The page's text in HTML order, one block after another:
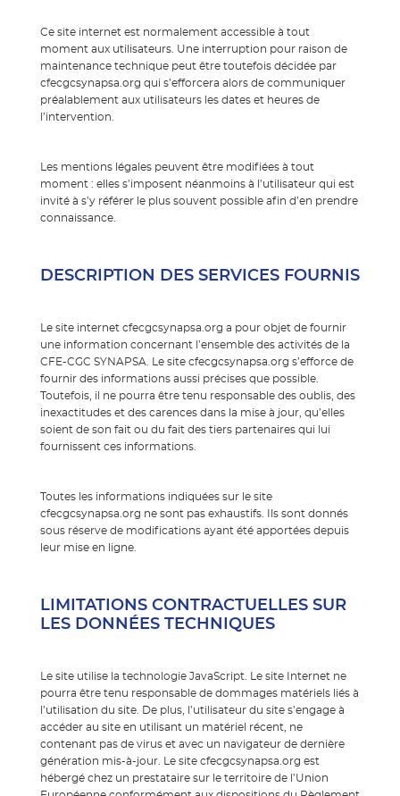
Ce site internet est normalement accessible à tout
moment aux utilisateurs. Une interruption pour raison de
maintenance technique peut être toutefois décidée par
cfecgcsynapsa.org qui s’efforcera alors de communiquer
préalablement aux utilisateurs les dates et heures de
l’intervention.
Les mentions légales peuvent être modifiées à tout
moment : elles s’imposent néanmoins à l’utilisateur qui est
invité à s’y référer le plus souvent possible afin d’en prendre
connaissance.
DESCRIPTION DES SERVICES FOURNIS
Le site internet cfecgcsynapsa.org a pour objet de fournir
une information concernant l’ensemble des activités de la
CFE-CGC SYNAPSA. Le site cfecgcsynapsa.org s’efforce de
fournir des informations aussi précises que possible.
Toutefois, il ne pourra être tenu responsable des oublis, des
inexactitudes et des carences dans la mise à jour, qu’elles
soient de son fait ou du fait des tiers partenaires qui lui
fournissent ces informations.
Toutes les informations indiquées sur le site
cfecgcsynapsa.org ne sont pas exhaustifs. Ils sont donnés
sous réserve de modifications ayant été apportées depuis
leur mise en ligne.
LIMITATIONS CONTRACTUELLES SUR
LES DONNÉES TECHNIQUES
Le site utilise la technologie JavaScript. Le site Internet ne
pourra être tenu responsable de dommages matériels liés à
l’utilisation du site. De plus, l’utilisateur du site s’engage à
accéder au site en utilisant un matériel récent, ne
contenant pas de virus et avec un navigateur de dernière
génération mis-à-jour. Le site cfecgcsynapsa.org est
hébergé chez un prestataire sur le territoire de l’Union